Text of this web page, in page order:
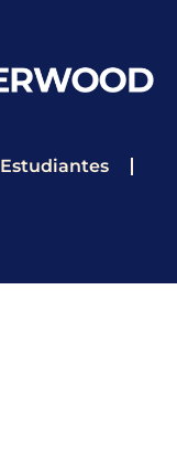
Estudiantes